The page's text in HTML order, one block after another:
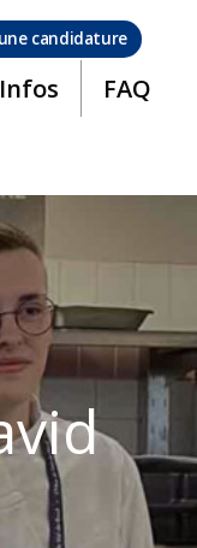
candidature
FAQ